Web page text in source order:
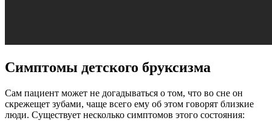
Симптомы детского бруксизма
Сам пациент может не догадываться о том, что во сне он
скрежещет зубами, чаще всего ему об этом говорят близкие
люди. Существует несколько симптомов этого состояния: